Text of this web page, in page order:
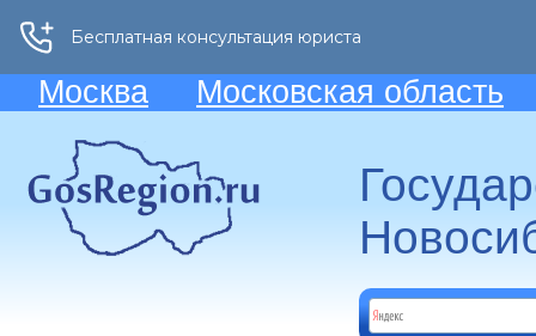
Москва Московская область